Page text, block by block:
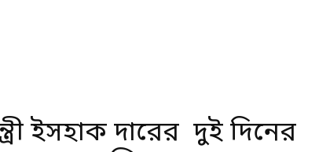
ইসহাক দারের দুই দিনের